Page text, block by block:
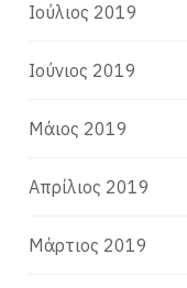
Ιούλιος 2019
Ιούνιος 2019
Μάιος 2019
Απρίλιος 2019
Μάρτιος 2019